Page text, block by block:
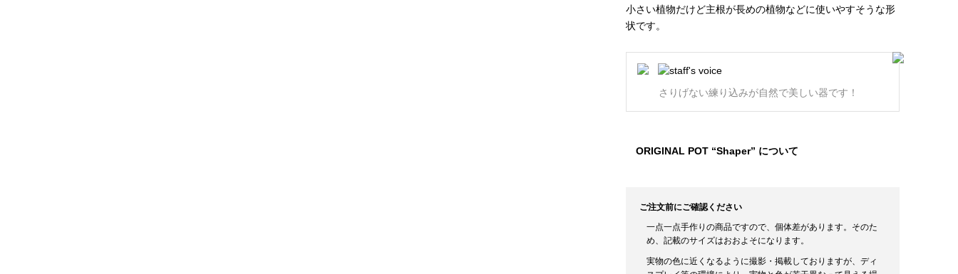
小さい植物だけど主根が長めの植物などに使いやすそうな形
状です。
さりげない練り込みが自然で美しい器です！
ORIGINAL POT “Shaper” について
ご注文前にご確認ください
一点一点手作りの商品ですので、個体差があります。そのた
め、記載のサイズはおおよそになります。
実物の色に近くなるように撮影・掲載しておりますが、ディ